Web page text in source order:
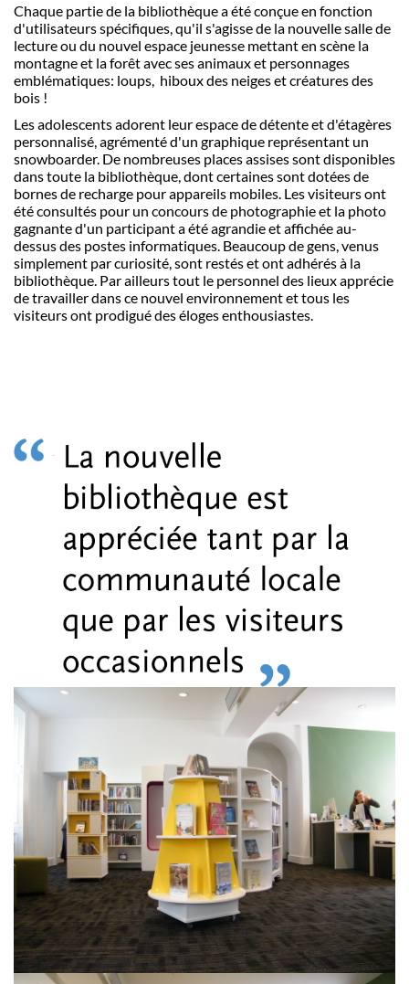
Chaque partie de la bibliothèque a été conçue en fonction
d'utilisateurs spécifiques, qu'il s'agisse de la nouvelle salle de
lecture ou du nouvel espace jeunesse mettant en scène la
montagne et la forêt avec ses animaux et personnages
emblématiques: loups, hiboux des neiges et créatures des
bois !
Les adolescents adorent leur espace de détente et d'étagères
personnalisé, agrémenté d'un graphique représentant un
snowboarder. De nombreuses places assises sont disponibles
dans toute la bibliothèque, dont certaines sont dotées de
bornes de recharge pour appareils mobiles. Les visiteurs ont
été consultés pour un concours de photographie et la photo
gagnante d'un participant a été agrandie et affichée au-
dessus des postes informatiques. Beaucoup de gens, venus
simplement par curiosité, sont restés et ont adhérés à la
bibliothèque. Par ailleurs tout le personnel des lieux apprécie
de travailler dans ce nouvel environnement et tous les
visiteurs ont prodigué des éloges enthousiastes.